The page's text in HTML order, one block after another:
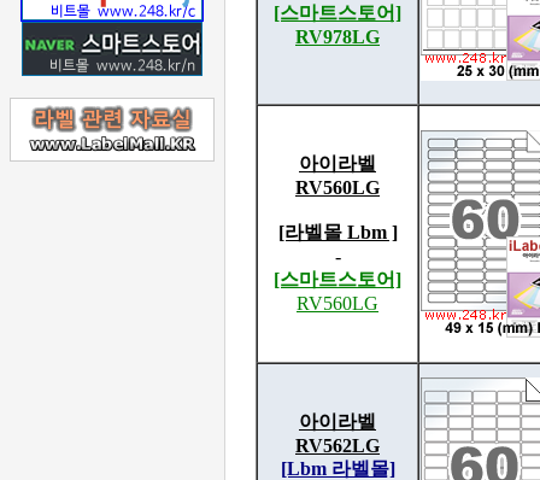
[스마트스토어]
RV978LG
아이라벨
RV560LG
[라벨몰 Lbm ]
-
[스마트스토어]
RV560LG
아이라벨
RV562LG
[Lbm 라벨몰]